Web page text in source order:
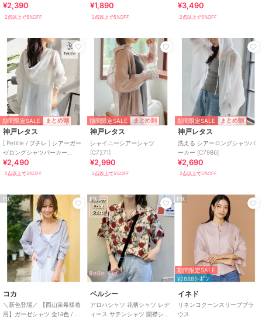
¥2,390
2点以上で5%OFF
ミディアム／ロング）
[C3703]
¥1,890
2点以上で5%OFF
¥3,490
2点以上で5%OFF
期間限定SALE まとめ割
神戸レタス
[ Petitle / プチレ ] シアーガー
ゼロングシャツパーカー
[C7607]
¥2,490
2点以上で5%OFF
期間限定SALE まとめ割
神戸レタス
シャイニーシアーシャツ
[C7271]
¥2,990
2点以上で5%OFF
期間限定SALE まとめ割
神戸レタス
洗える シアーロングシャツパ
ーカー [C7986]
¥2,690
2点以上で5%OFF
PR
コカ
＼新色登場／ 【西山茉希様着
用】ガーゼシャツ 全14色 / 冷
PR
ベルシー
アロハシャツ 花柄シャツ レデ
ィース サテンシャツ 開襟シャ
PR
期間限定SALE
¥2888ｸｰﾎﾟﾝ
イネド
リネンコクーンスリーブブラ
ウス